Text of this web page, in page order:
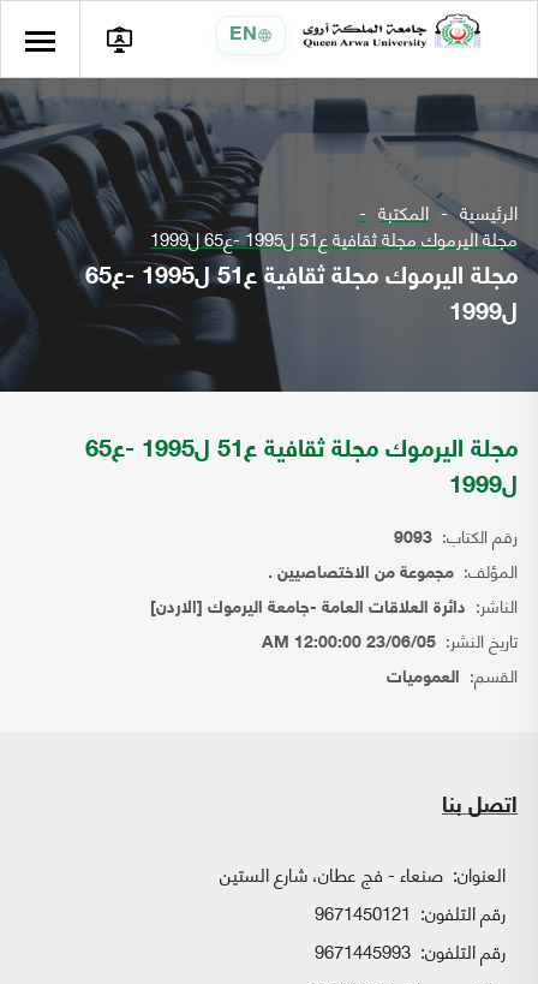
EN
الرئيسية المكتبة
مجلة اليرموك مجلة ثقافية ع51 ل1995 -ع65 ل1999
مجلة اليرموك مجلة ثقافية ع51 ل1995 -ع65
ل1999
مجلة اليرموك مجلة ثقافية ع51 ل1995 -ع65
ل1999
رقم الكتاب: 9093
المؤلف: مجموعة من الاختصاصيين .
الناشر: دائرة العلاقات العامة -جامعة اليرموك [الاردن]
تاريخ النشر: 23/06/05 12:00:00 AM
القسم: العموميات
اتصل بنا
العنوان: صنعاء - فج عطان، شارع الستين
رقم التلفون: 9671450121
رقم التلفون: 9671445993